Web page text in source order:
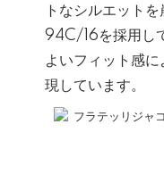
トなシルエット
94C/16を採用し
よいフィット感
現しています。